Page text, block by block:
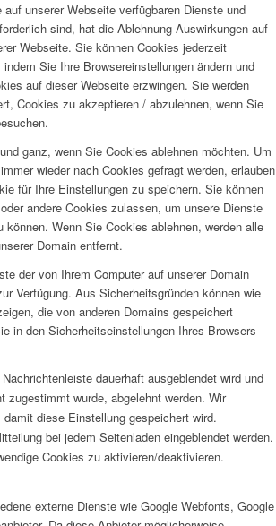
unserer Webseite verfügbaren Dienste und
sind, hat die Ablehnung Auswirkungen auf
Webseite. Sie können Cookies jederzeit
Sie Ihre Browsereinstellungen ändern und
auf dieser Webseite erzwingen. Sie werden
Cookies zu akzeptieren / abzulehnen, wenn Sie
ganz, wenn Sie Cookies ablehnen möchten. Um
wieder nach Cookies gefragt werden, erlauben
für Ihre Einstellungen zu speichern. Sie können
andere Cookies zulassen, um unsere Dienste
Wenn Sie Cookies ablehnen, werden alle
Domain entfernt.
der von Ihrem Computer auf unserer Domain
Verfügung. Aus Sicherheitsgründen können wie
die von anderen Domains gespeichert
in den Sicherheitseinstellungen Ihres Browsers
dauerhaft ausgeblendet wird und
zugestimmt wurde, abgelehnt werden. Wir
diese Einstellung gespeichert wird.
bei jedem Seitenladen eingeblendet werden.
Cookies zu aktivieren/deaktivieren.
externe Dienste wie Google Webfonts, Google